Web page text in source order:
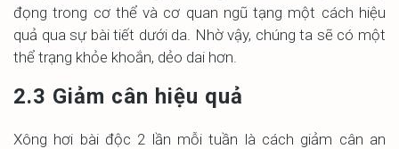
đọng trong cơ thể và cơ quan ngũ tạng một cách hiệu
quả qua sự bài tiết dưới da. Nhờ vậy, chúng ta sẽ có một
thể trạng khỏe khoắn, dẻo dai hơn.
2.3 Giảm cân hiệu quả
Xông hơi bài độc 2 lần mỗi tuần là cách giảm cân an